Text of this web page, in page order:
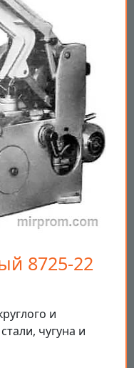
8725-22
и
чугуна и